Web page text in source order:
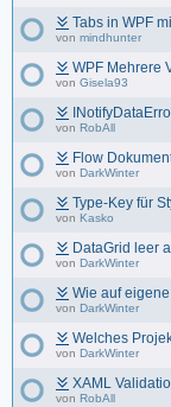
Tabs in WPF
von mindhunter
WPF Mehrere
von Gisela93
von RobAll
Flow
von DarkWinter
Type-Key für
von Kasko
DataGrid leer
von DarkWinter
Wie auf
von DarkWinter
Welches
von DarkWinter
XAML
von RobAll